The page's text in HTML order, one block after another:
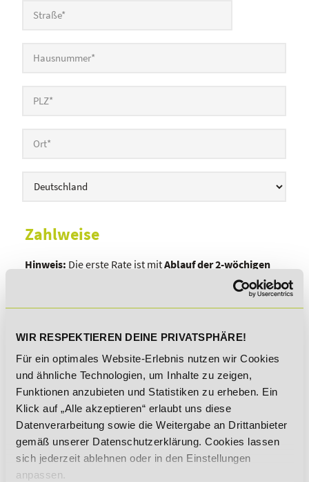
WIR RESPEKTIEREN DEINE PRIVATSPHÄRE!
Für ein optimales Website-Erlebnis nutzen wir Cookies
und ähnliche Technologien, um Inhalte zu zeigen,
Funktionen anzubieten und Statistiken zu erheben. Ein
Klick auf „Alle akzeptieren“ erlaubt uns diese
Datenverarbeitung sowie die Weitergabe an Drittanbieter
gemäß unserer Datenschutzerklärung. Cookies lassen
sich jederzeit ablehnen oder in den Einstellungen
anpassen.
Zahlweise
Hinweis: Die erste Rate ist mitAblauf der 2-wöchigen
fällig, anschließend erfolgt die Ratenzahlung
ÜBERWEISUNG
Bankdaten